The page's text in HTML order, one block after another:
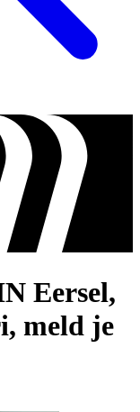
Eersel,
meld je